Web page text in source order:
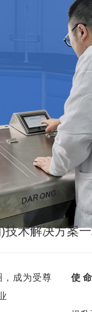
术解决方案
成为受尊
使 命